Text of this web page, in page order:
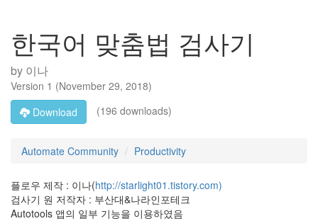
한국어 맞춤법 검사기
by 이나
Version 1 (November 29, 2018)
Download
(196 downloads)
Automate Community Productivity
플로우 제작 : 이나(http://starlight01.tistory.com)
검사기 원 저작자 : 부산대&나라인포테크
Autotools 앱의 일부 기능을 이용하였음